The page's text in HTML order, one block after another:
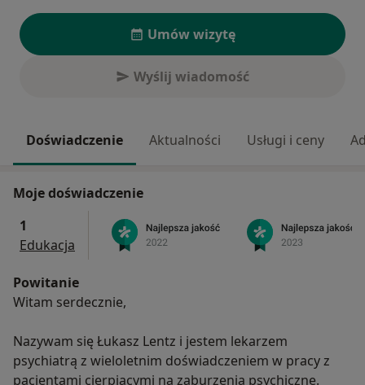
Umów wizytę
Wyślij wiadomość
Doświadczenie Aktualności Usługi i ceny
Moje doświadczenie
1
Edukacja
Powitanie
Witam serdecznie,
Nazywam się Łukasz Lentz i jestem lekarzem
psychiatrą z wieloletnim doświadczeniem w pracy z
pacjentami cierpiącymi na zaburzenia psychiczne.